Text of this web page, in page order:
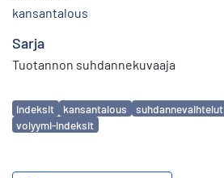
kansantalous
Sarja
Tuotannon suhdannekuvaaja
Avainsanat
indeksit kansantalous suhdannevaihtelut
volyymi-indeksit